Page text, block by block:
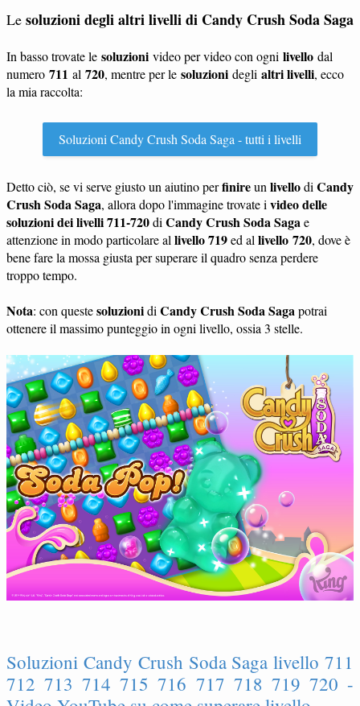
Le soluzioni degli altri livelli di Candy Crush Soda Saga
In basso trovate le soluzioni video per video con ogni livello dal
numero 711 al 720, mentre per le soluzioni degli altri livelli, ecco
la mia raccolta:
Soluzioni Candy Crush Soda Saga - tutti i livelli
Detto ciò, se vi serve giusto un aiutino perfinireun livellodi Candy
Crush Soda Saga, allora dopo l'immagine trovate i video delle
soluzioni dei livelli 711-720di Candy Crush Soda Sagae
attenzione in modo particolare al livello 719ed al livello 720, dove è
bene fare la mossa giusta per superare il quadro senza perdere
troppo tempo.
Nota: con questesoluzionidi Candy Crush Soda Sagapotrai
ottenere il massimo punteggio in ogni livello, ossia 3 stelle.
Soluzioni Candy Crush Soda Saga livello 711
712 713 714 715 716 717 718 719 720 -